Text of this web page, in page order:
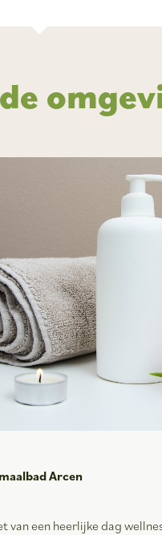
de
Arcen
van een heerlijke dag